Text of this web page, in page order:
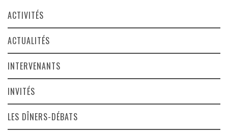
ACTIVITÉS
ACTUALITÉS
INTERVENANTS
INVITÉS
LES DÎNERS-DÉBATS